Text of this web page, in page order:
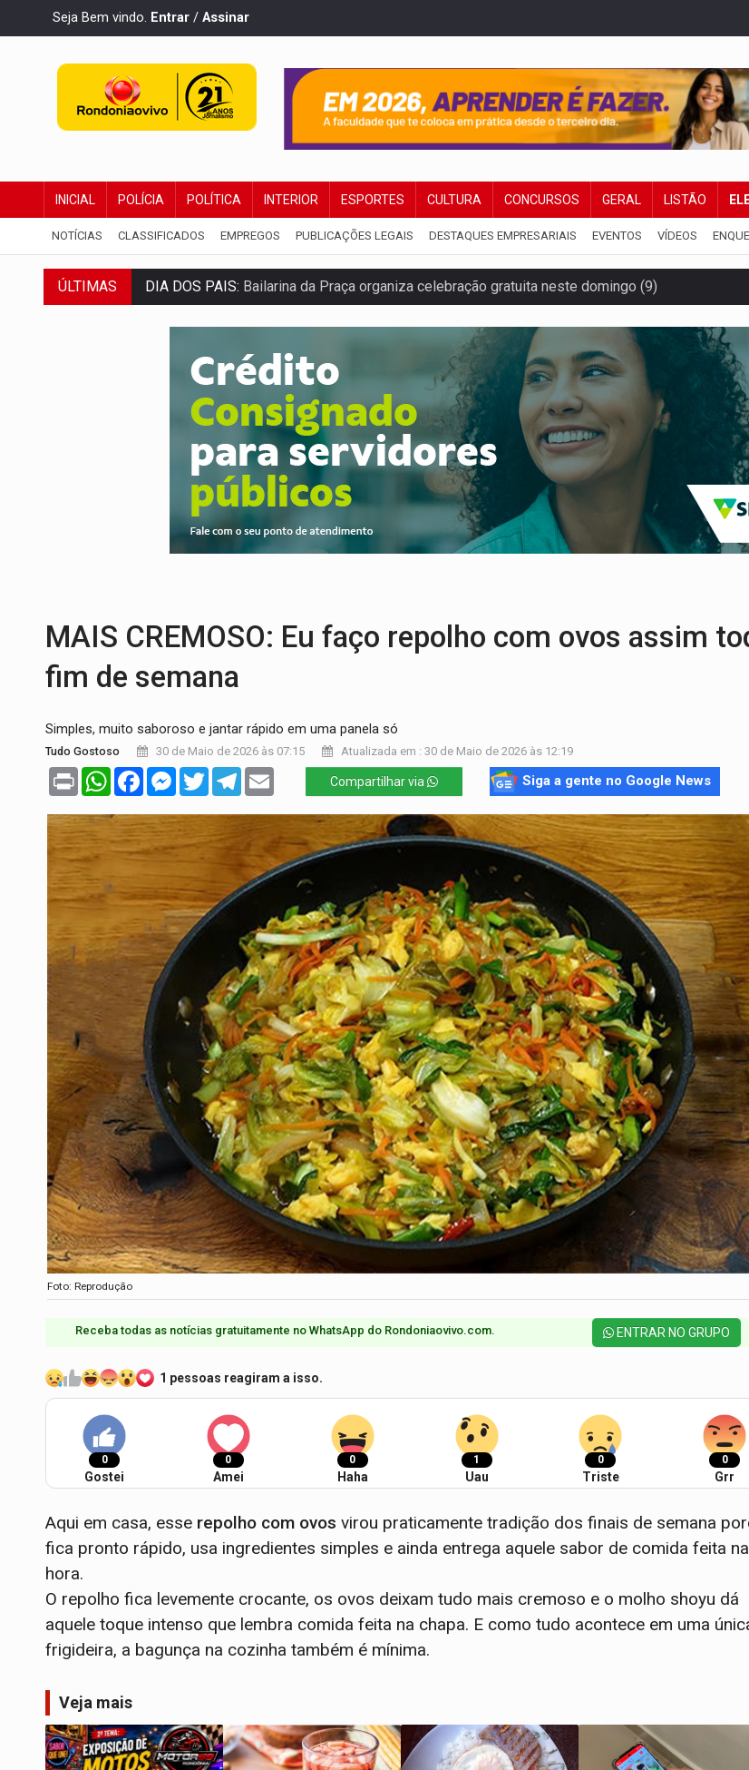
Seja Bem vindo. Entrar / Assinar
INICIAL POLÍCIA POLÍTICA INTERIOR ESPORTES CULTURA CONCURSOS GERAL LISTÃO
NOTÍCIAS CLASSIFICADOS EMPREGOS PUBLICAÇÕES LEGAIS DESTAQUES EMPRESARIAIS EVENTOS VÍDEOS
ÚLTIMAS DIA DOS PAIS: Bailarina da Praça organiza celebração gratuita neste domingo (9)
VÍDEO:Perseguição a embarcação no rio Madeira termina com explosivos apreendidos
MEGA SENA:Prêmio acumula para R$ 165 milhões
Publicação Legal: AVISO DE LICITAÇÃO: PREGÃO ELETRÔNICO Nº 90091/2025/SUPEL/RO
PROVA CONTÁBIL: UNNESA apresenta documentos e questiona apreensão da PF em PVH
Ciclista é atropelado por carro na região Central de Porto Velho
Publicação Legal:AVISO DE LICITAÇÃO: PREGÃO ELETRÔNICO N.º 90136/2026/SUPEL/RO
FUTEBOL:Confira classificados e detalhes do sorteio da Copa do Brasil 2026
MAIS CREMOSO: Eu faço repolho com ovos assim
fim de semana
Simples, muito saboroso e jantar rápido em uma panela só
Tudo Gostoso 30 de Maio de 2026 às 07:15 Atualizada em : 30 de Maio de 2026 às 12:19
Print WhatsAppFacebookMessenger
TwitterTelegram Compartilhar via Siga a gente no Google News
Foto: Reprodução
Receba todas as notícias gratuitamente no WhatsApp do Rondoniaovivo.com.​ ENTRAR NO GRUPO
1 pessoas reagiram a isso.
0
Gostei
0
Amei
0
Haha
1
Uau
0
Triste
0
Grr
Aqui em casa, esse repolho com ovos virou praticamente tradição dos finais de semana
fica pronto rápido, usa ingredientes simples e ainda entrega aquele sabor de comida feita na
hora.
O repolho fica levemente crocante, os ovos deixam tudo mais cremoso e o molho shoyu dá
aquele toque intenso que lembra comida feita na chapa. E como tudo acontece em uma
frigideira, a bagunça na cozinha também é mínima.
Veja mais